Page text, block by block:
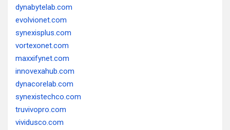
dynabytelab.com
evolvionet.com
synexisplus.com
vortexonet.com
maxxifynet.com
innovexahub.com
dynacorelab.com
synexistechco.com
truvivopro.com
vividusco.com